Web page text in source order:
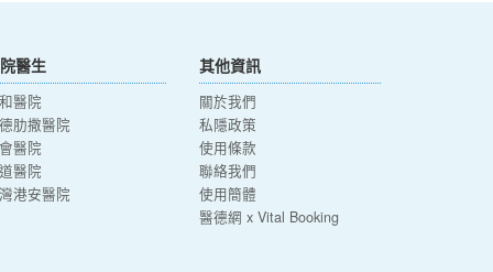
醫生
醫院
肋撒醫院
醫院
醫院
港安醫院
其他資訊
關於我們
私隱政策
使用條款
聯絡我們
使用簡體
醫德網 x Vital Booking